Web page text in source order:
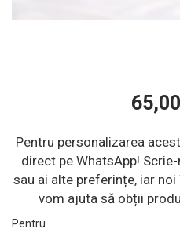
Pentru personalizarea
direct pe WhatsApp!
sau ai alte preferințe, iar
vom ajuta să obții
Pentru